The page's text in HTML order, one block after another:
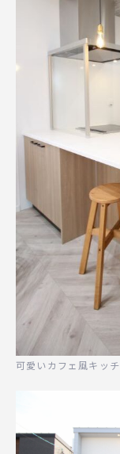
可愛いカフェ風キッ